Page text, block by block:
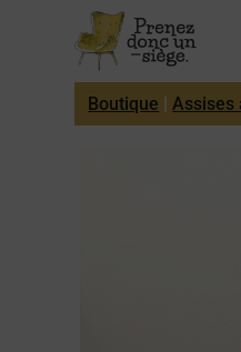
Boutique |Assises